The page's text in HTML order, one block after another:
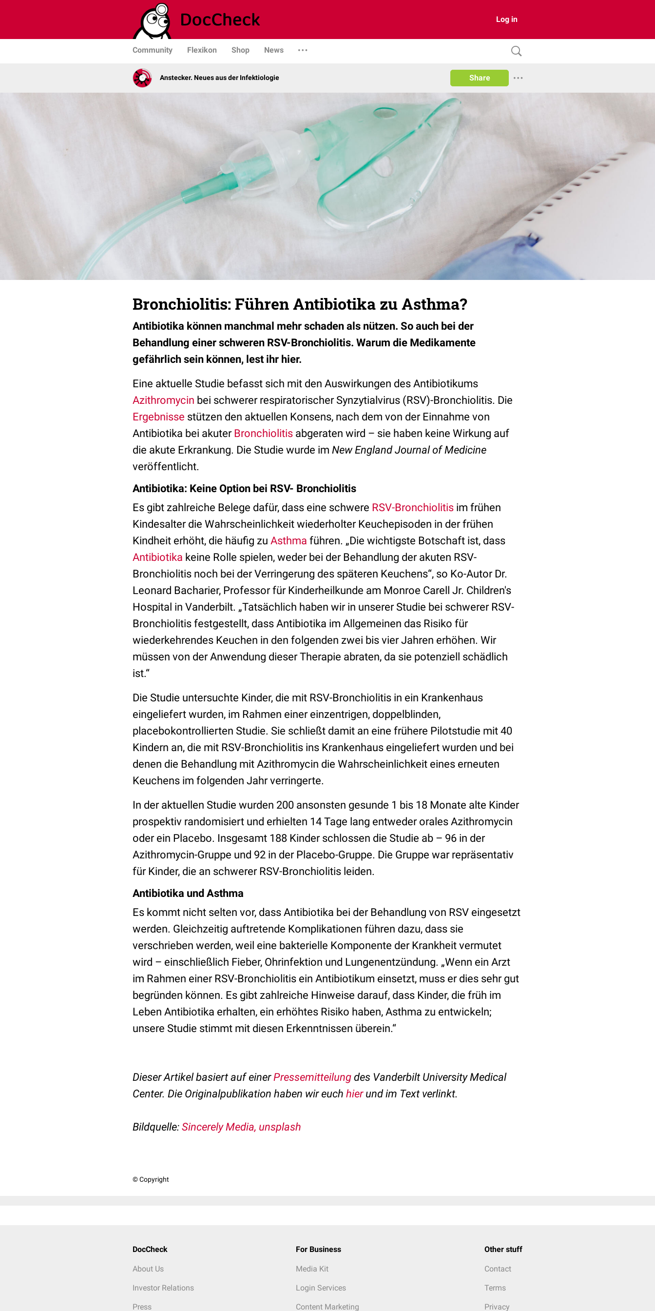
Log in
Community Flexikon Shop News
Anstecker. Neues aus der Infektiologie Share
Bronchiolitis: Führen Antibiotika zu Asthma?
Antibiotika können manchmal mehr schaden als nützen. So auch bei der
Behandlung einer schweren RSV-Bronchiolitis. Warum die Medikamente
gefährlich sein können, lest ihr hier.
Eine aktuelle Studie befasst sich mit den Auswirkungen des Antibiotikums
Azithromycin bei schwerer respiratorischer Synzytialvirus (RSV)-Bronchiolitis. Die
Ergebnisse stützen den aktuellen Konsens, nach dem von der Einnahme von
Antibiotika bei akuter Bronchiolitis abgeraten wird – sie haben keine Wirkung auf
die akute Erkrankung. Die Studie wurde im New England Journal of Medicine
veröffentlicht.
Antibiotika: Keine Option bei RSV- Bronchiolitis
Es gibt zahlreiche Belege dafür, dass eine schwere RSV-Bronchiolitis im frühen
Kindesalter die Wahrscheinlichkeit wiederholter Keuchepisoden in der frühen
Kindheit erhöht, die häufig zu Asthma führen. „Die wichtigste Botschaft ist, dass
Antibiotika keine Rolle spielen, weder bei der Behandlung der akuten RSV-
Bronchiolitis noch bei der Verringerung des späteren Keuchens“, so Ko-Autor Dr.
Leonard Bacharier, Professor für Kinderheilkunde am Monroe Carell Jr. Children's
Hospital in Vanderbilt. „Tatsächlich haben wir in unserer Studie bei schwerer RSV-
Bronchiolitis festgestellt, dass Antibiotika im Allgemeinen das Risiko für
wiederkehrendes Keuchen in den folgenden zwei bis vier Jahren erhöhen. Wir
müssen von der Anwendung dieser Therapie abraten, da sie potenziell schädlich
ist.“
Die Studie untersuchte Kinder, die mit RSV-Bronchiolitis in ein Krankenhaus
eingeliefert wurden, im Rahmen einer einzentrigen, doppelblinden,
placebokontrollierten Studie. Sie schließt damit an eine frühere Pilotstudie mit 40
Kindern an, die mit RSV-Bronchiolitis ins Krankenhaus eingeliefert wurden und bei
denen die Behandlung mit Azithromycin die Wahrscheinlichkeit eines erneuten
Keuchens im folgenden Jahr verringerte.
In der aktuellen Studie wurden 200 ansonsten gesunde 1 bis 18 Monate alte Kinder
prospektiv randomisiert und erhielten 14 Tage lang entweder orales Azithromycin
oder ein Placebo. Insgesamt 188 Kinder schlossen die Studie ab – 96 in der
Azithromycin-Gruppe und 92 in der Placebo-Gruppe. Die Gruppe war repräsentativ
für Kinder, die an schwerer RSV-Bronchiolitis leiden.
Antibiotika und Asthma
Es kommt nicht selten vor, dass Antibiotika bei der Behandlung von RSV eingesetzt
werden. Gleichzeitig auftretende Komplikationen führen dazu, dass sie
verschrieben werden, weil eine bakterielle Komponente der Krankheit vermutet
wird – einschließlich Fieber, Ohrinfektion und Lungenentzündung. „Wenn ein Arzt
im Rahmen einer RSV-Bronchiolitis ein Antibiotikum einsetzt, muss er dies sehr gut
begründen können. Es gibt zahlreiche Hinweise darauf, dass Kinder, die früh im
Leben Antibiotika erhalten, ein erhöhtes Risiko haben, Asthma zu entwickeln;
unsere Studie stimmt mit diesen Erkenntnissen überein.“
Dieser Artikel basiert auf einerPressemitteilung des Vanderbilt University Medical
Center. Die Originalpublikation haben wir euch hierund im Text verlinkt.
Bildquelle: Sincerely Media, unsplash
© Copyright
DocCheck
About Us
Investor Relations
Press
For Business
Media Kit
Login Services
Content Marketing
Other stuff
Contact
Terms
Privacy